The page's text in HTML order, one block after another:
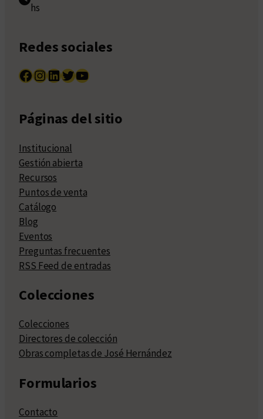
hs
Redes sociales
Facebook InstagramLinkedIn Twitter YouTube
Páginas del sitio
Institucional
Gestión abierta
Recursos
Puntos de venta
Catálogo
Blog
Eventos
Preguntas frecuentes
RSS Feed de entradas
Colecciones
Colecciones
Directores de colección
Obras completas de José Hernández
Formularios
Contacto